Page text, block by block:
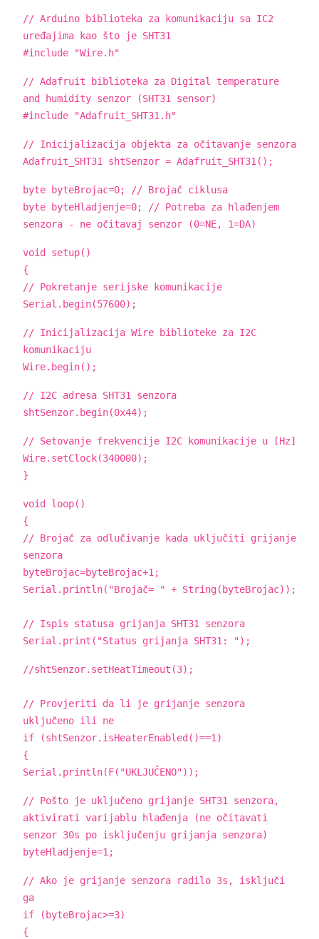
// Arduino biblioteka za komunikaciju sa IC2
uređajima kao što je SHT31
#include "Wire.h"
// Adafruit biblioteka za Digital temperature
and humidity senzor (SHT31 sensor)
#include "Adafruit_SHT31.h"
// Inicijalizacija objekta za očitavanje senzora
Adafruit_SHT31 shtSenzor = Adafruit_SHT31();
byte byteBrojac=0; // Brojač ciklusa
byte byteHladjenje=0; // Potreba za hlađenjem
senzora - ne očitavaj senzor (0=NE, 1=DA)
void setup()
{
// Pokretanje serijske komunikacije
Serial.begin(57600);
// Inicijalizacija Wire biblioteke za I2C
komunikaciju
Wire.begin();
// I2C adresa SHT31 senzora
shtSenzor.begin(0x44);
// Setovanje frekvencije I2C komunikacije u [Hz]
Wire.setClock(340000);
}
void loop()
{
// Brojač za odlučivanje kada uključiti grijanje
senzora
byteBrojac=byteBrojac+1;
Serial.println("Brojač= " + String(byteBrojac));
// Ispis statusa grijanja SHT31 senzora
Serial.print("Status grijanja SHT31: ");
//shtSenzor.setHeatTimeout(3);
// Provjeriti da li je grijanje senzora
uključeno ili ne
if (shtSenzor.isHeaterEnabled()==1)
{
Serial.println(F("UKLJUČENO"));
// Pošto je uključeno grijanje SHT31 senzora,
aktivirati varijablu hlađenja (ne očitavati
senzor 30s po isključenju grijanja senzora)
byteHladjenje=1;
// Ako je grijanje senzora radilo 3s, isključi
ga
if (byteBrojac>=3)
{